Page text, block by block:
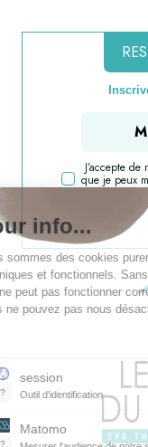
J’accepte
que je peux